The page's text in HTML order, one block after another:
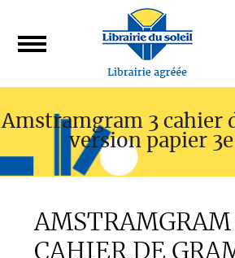
Amstramgram 3 cahier
version papier
AMSTRAMGRAM
CAHIER DE